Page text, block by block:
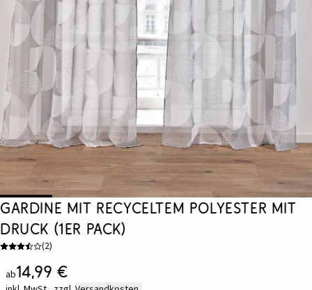
Gardine mit recyceltem Polyester mit
Druck (1er Pack)
(2)
ab14,99 €